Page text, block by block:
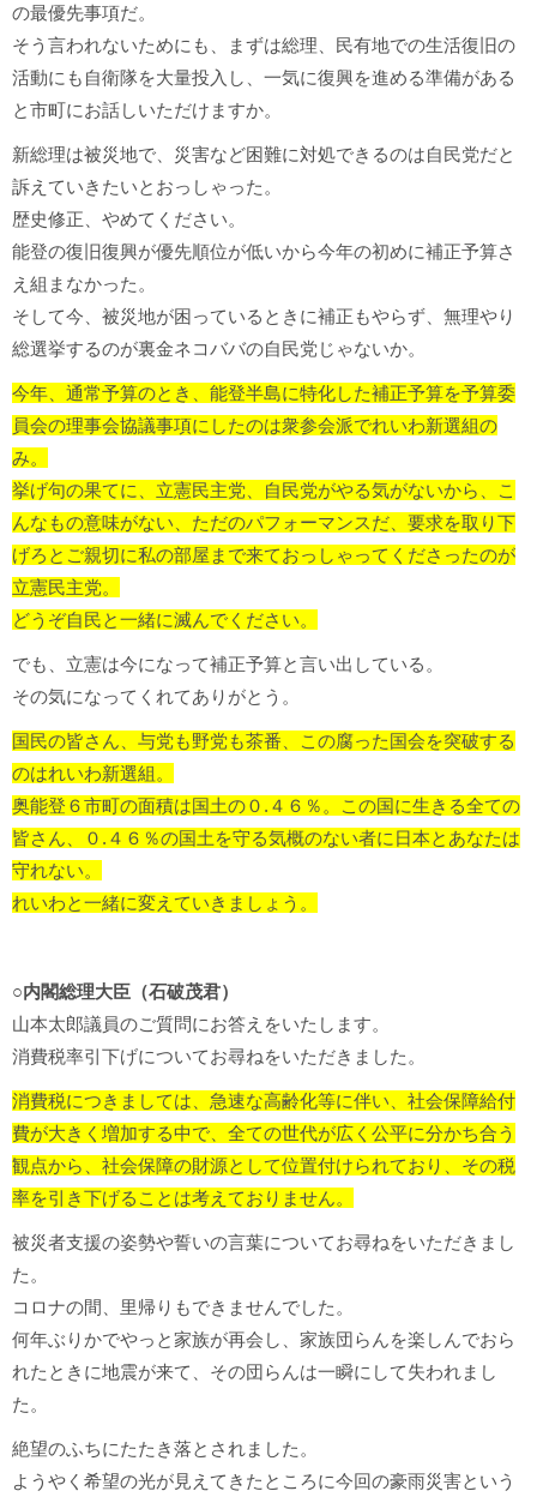
の最優先事項だ。
そう言われないためにも、まずは総理、民有地での生活復旧の
活動にも自衛隊を大量投入し、一気に復興を進める準備がある
と市町にお話しいただけますか。
新総理は被災地で、災害など困難に対処できるのは自民党だと
訴えていきたいとおっしゃった。
歴史修正、やめてください。
能登の復旧復興が優先順位が低いから今年の初めに補正予算さ
え組まなかった。
そして今、被災地が困っているときに補正もやらず、無理やり
総選挙するのが裏金ネコババの自民党じゃないか。
今年、通常予算のとき、能登半島に特化した補正予算を予算委
員会の理事会協議事項にしたのは衆参会派でれいわ新選組の
み。
挙げ句の果てに、立憲民主党、自民党がやる気がないから、こ
んなもの意味がない、ただのパフォーマンスだ、要求を取り下
げろとご親切に私の部屋まで来ておっしゃってくださったのが
立憲民主党。
どうぞ自民と一緒に滅んでください。
でも、立憲は今になって補正予算と言い出している。
その気になってくれてありがとう。
国民の皆さん、与党も野党も茶番、この腐った国会を突破する
のはれいわ新選組。
奥能登６市町の面積は国土の０.４６％。
この国に生きる全ての
皆さん、０.４６％の国土を守る気概のない者に日本とあなたは
守れない。
れいわと一緒に変えていきましょう。
○内閣総理大臣（石破茂君）
山本太郎議員のご質問にお答えをいたします。
消費税率引下げについてお尋ねをいただきました。
消費税につきましては、急速な高齢化等に伴い、社会保障給付
費が大きく増加する中で、全ての世代が広く公平に分かち合う
観点から、社会保障の財源として位置付けられており、その税
率を引き下げることは考えておりません。
被災者支援の姿勢や誓いの言葉についてお尋ねをいただきまし
た。
コロナの間、里帰りもできませんでした。
何年ぶりかでやっと家族が再会し、家族団らんを楽しんでおら
れたときに地震が来て、その団らんは一瞬にして失われまし
た。
絶望のふちにたたき落とされました。
ようやく希望の光が見えてきたところに今回の豪雨災害という